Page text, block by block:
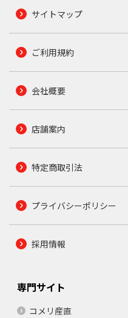
サイトマップ
ご利用規約
会社概要
店舗案内
特定商取引法
プライバシーポリシー
採用情報
専門サイト
コメリ産直